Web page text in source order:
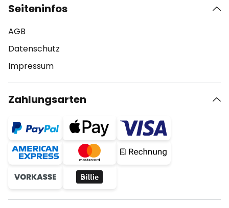
Seiteninfos
AGB
Datenschutz
Impressum
Zahlungsarten